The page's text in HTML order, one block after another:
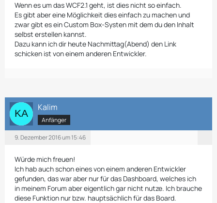
Wenn es um das WCF2.1 geht, ist dies nicht so einfach.
Es gibt aber eine Möglichkeit dies einfach zu machen und
zwar gibt es ein Custom Box-Systen mit dem du den Inhalt
selbst erstellen kannst.
Dazu kann ich dir heute Nachmittag(Abend) den Link
schicken ist von einem anderen Entwickler.
Kalim
Anfänger
9. Dezember 2016 um 15:46
Würde mich freuen!
Ich hab auch schon eines von einem anderen Entwickler
gefunden, das war aber nur für das Dashboard, welches ich
in meinem Forum aber eigentlich gar nicht nutze. Ich brauche
diese Funktion nur bzw. hauptsächlich für das Board.